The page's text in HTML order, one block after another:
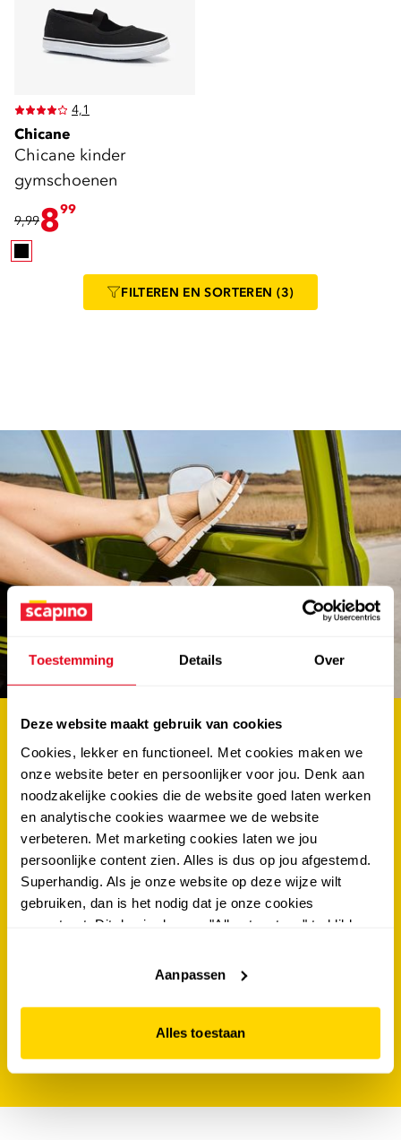
Toestemming Details Over
Deze website maakt gebruik van cookies
Cookies, lekker en functioneel. Met cookies maken we
onze website beter en persoonlijker voor jou. Denk aan
noodzakelijke cookies die de website goed laten werken
en analytische cookies waarmee we de website
verbeteren. Met marketing cookies laten we jou
persoonlijke content zien. Alles is dus op jou afgestemd.
Superhandig. Als je onze website op deze wijze wilt
gebruiken, dan is het nodig dat je onze cookies
accepteert. Dit doe je door op "Alles toestaan" te klikken.
website niet optimaal functioneert.
Aanpassen
Alles toestaan
4,1
Chicane
Chicane kinder
gymschoenen
9,99899
FILTEREN EN SORTEREN (3)
abonneer en win €100.-
shoptegoed
kans maken op €100.- shoptegoed? schrijf je dan
nu in voor de scapino nieuwsbrief!
voornaam*
tussenvoegsel